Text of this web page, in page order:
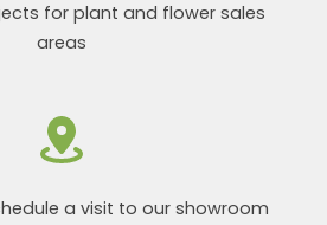
for plant and flower sales
areas
a visit to our showroom